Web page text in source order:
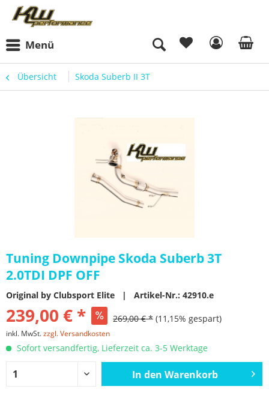
Menü
Übersicht Skoda Suberb II 3T
Tuning Downpipe Skoda Suberb 3T
2.0TDI DPF OFF
Original by Clubsport Elite | Artikel-Nr.: 42910.e
239,00 € * 269,00 € * (11,15% gespart)
inkl. MwSt.zzgl. Versandkosten
Sofort versandfertig, Lieferzeit ca. 3-5 Werktage
In den Warenkorb